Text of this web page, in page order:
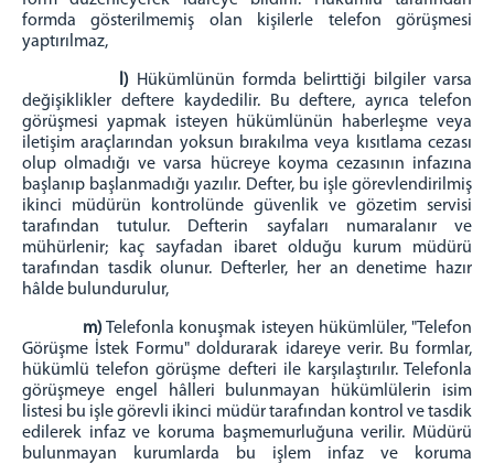
formda gösterilmemiş olan kişilerle telefon görüşmesi
yaptırılmaz,
l) Hükümlünün formda belirttiği bilgiler varsa
değişiklikler deftere kaydedilir. Bu deftere, ayrıca telefon
görüşmesi yapmak isteyen hükümlünün haberleşme veya
iletişim araçlarından yoksun bırakılma veya kısıtlama cezası
olup olmadığı ve varsa hücreye koyma cezasının infazına
başlanıp başlanmadığı yazılır. Defter, bu işle görevlendirilmiş
ikinci müdürün kontrolünde güvenlik ve gözetim servisi
tarafından tutulur. Defterin sayfaları numaralanır ve
mühürlenir; kaç sayfadan ibaret olduğu kurum müdürü
tarafından tasdik olunur. Defterler, her an denetime hazır
hâlde bulundurulur,
m)Telefonla konuşmak isteyen hükümlüler, "Telefon
Görüşme İstek Formu" doldurarak idareye verir. Bu formlar,
hükümlü telefon görüşme defteri ile karşılaştırılır. Telefonla
görüşmeye engel hâlleri bulunmayan hükümlülerin isim
listesi bu işle görevli ikinci müdür tarafından kontrol ve tasdik
edilerek infaz ve koruma başmemurluğuna verilir. Müdürü
bulunmayan kurumlarda bu işlem infaz ve koruma